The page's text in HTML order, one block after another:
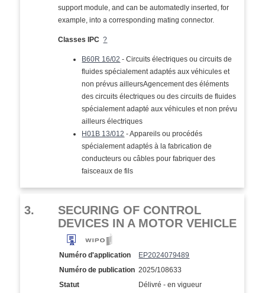
support module, and can be automatedly inserted, for
example, into a corresponding mating connector.
Classes IPC ?
B60R 16/02 - Circuits électriques ou circuits de
fluides spécialement adaptés aux véhicules et
non prévus ailleursAgencement des éléments
des circuits électriques ou des circuits de fluides
spécialement adapté aux véhicules et non prévu
ailleurs électriques
H01B 13/012 - Appareils ou procédés
spécialement adaptés à la fabrication de
conducteurs ou câbles pour fabriquer des
faisceaux de fils
3.
SECURING OF CONTROL
DEVICES IN A MOTOR VEHICLE
Numéro d'application
EP2024079489
Numéro de publication 2025/108633
Statut
Délivré - en vigueur